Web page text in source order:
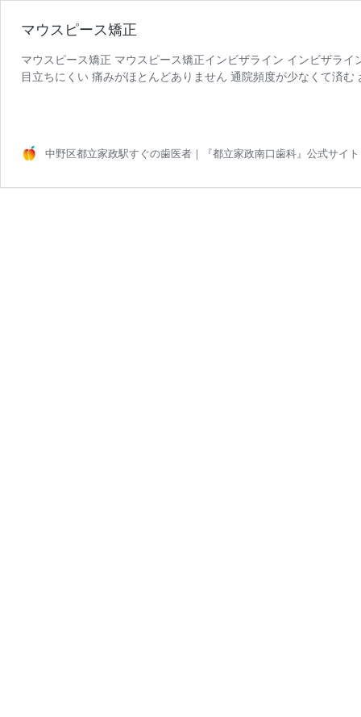
マウスピース矯正
マウスピース矯正 マウスピース矯正インビザライン インビザラ
目立ちにくい 痛みがほとんどありません 通院頻度が少なくて済
中野区都立家政駅すぐの歯医者｜『都立家政南口歯科』公式サイト